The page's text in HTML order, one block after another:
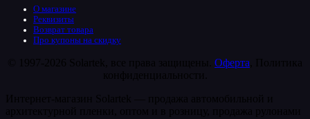
О магазине
Реквизиты
Возврат товара
Про купоны на скидку
Оферта